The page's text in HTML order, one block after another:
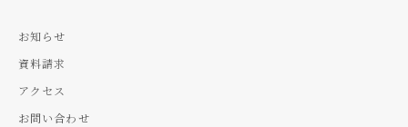
お知らせ
資料請求
アクセス
お問い合わせ